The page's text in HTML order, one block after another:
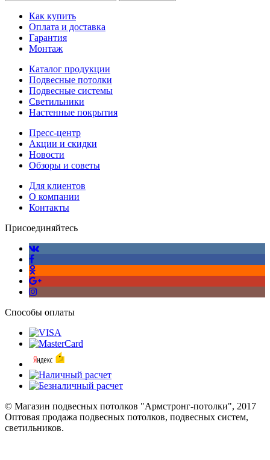
Как купить
Оплата и доставка
Гарантия
Монтаж
Каталог продукции
Подвесные потолки
Подвесные системы
Светильники
Настенные покрытия
Пресс-центр
Акции и скидки
Новости
Обзоры и советы
Для клиентов
О компании
Контакты
Присоединяйтесь
Способы оплаты
© Магазин подвесных потолков "Армстронг-потолки", 2017
Оптовая продажа подвесных потолков, подвесных систем,
светильников.